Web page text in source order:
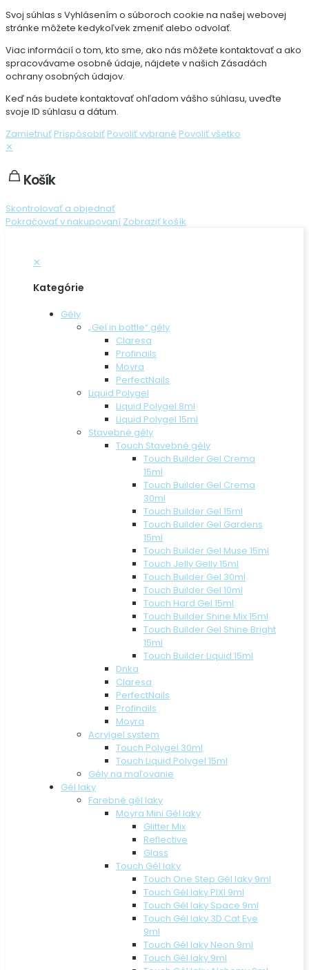
Svoj súhlas s Vyhlásením o súboroch cookie na našej webovej
stránke môžete kedykoľvek zmeniť alebo odvolať.
Viac informácií o tom, kto sme, ako nás môžete kontaktovať a ako
spracovávame osobné údaje, nájdete v našich Zásadách
ochrany osobných údajov.
Keď nás budete kontaktovať ohľadom vášho súhlasu, uveďte
svoje ID súhlasu a dátum.
Zamietnuť Prispôsobiť Povoliť vybrané Povoliť všetko
✕
Košík
Skontrolovať a objednať
Pokračovať v nakupovaní Zobraziť košík
✕
Kategórie
Gély
„Gel in bottle“ gély
Claresa
Profinails
Moyra
PerfectNails
Liquid Polygel
Liquid Polygel 8ml
Liquid Polygel 15ml
Stavebné gély
Touch Stavebné gély
Touch Builder Gel Crema
15ml
Touch Builder Gel Crema
30ml
Touch Builder Gel 15ml
Touch Builder Gel Gardens
15ml
Touch Builder Gel Muse 15ml
Touch Jelly Gelly 15ml
Touch Builder Gel 30ml
Touch Builder Gel 10ml
Touch Hard Gel 15ml
Touch Builder Shine Mix 15ml
Touch Builder Gel Shine Bright
15ml
Touch Builder Liquid 15ml
Dnka
Claresa
PerfectNails
Profinails
Moyra
Acrylgel system
Touch Polygel 30ml
Touch Liquid Polygel 15ml
Gély na maľovanie
Gél laky
Farebné gél laky
Moyra Mini Gél laky
Glitter Mix
Reflective
Glass
Touch Gél laky
Touch One Step Gél laky 9ml
Touch Gél laky PIXI 9ml
Touch Gél laky Space 9ml
Touch Gél laky 3D Cat Eye
9ml
Touch Gél laky Neon 9ml
Touch Gél laky 9ml